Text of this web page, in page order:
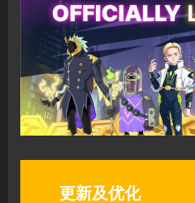
更新及优化